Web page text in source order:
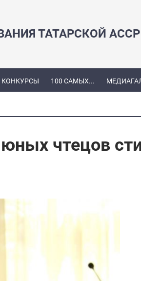
ТАТАРСКОЙ АССР
КОНКУРСЫ 100 САМЫХ...
чтецов